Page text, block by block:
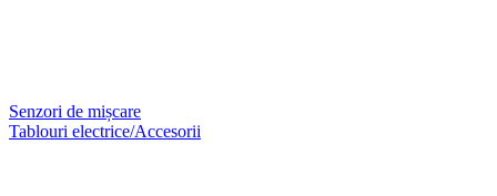
Senzori de mișcare
Tablouri electrice/Accesorii